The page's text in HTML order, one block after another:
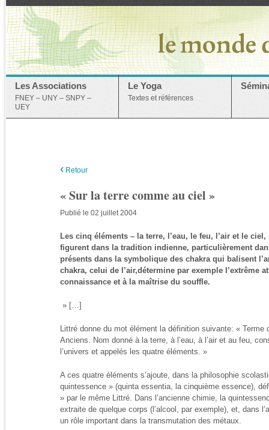
Les Associations
FNEY – UNY – SNPY –
UEY
Le Yoga
Textes et références
‹ Retour
« Sur la terre comme au ciel »
Publié le 02 juillet 2004
Les cinq éléments – la terre, l’eau, le feu, l’air et le
figurent dans la tradition indienne, particulièrement
présents dans la symbolique des chakra qui balisent
chakra, celui de l’air,détermine par exemple l’extrême
connaissance et à la maîtrise du souffle.
» […]
Littré donne du mot élément la définition suivante: «
Anciens. Nom donné à la terre, à l’eau, à l’air et au feu,
l’univers et appelés les quatre éléments. »
A ces quatre éléments s’ajoute, dans la philosophie
quintessence » (quinta essentia, la cinquième essence),
» par le même Littré. Dans l’ancienne chimie, la
extraite de quelque corps (l’alcool, par exemple), et, dans
un rôle important dans la transmutation des métaux.